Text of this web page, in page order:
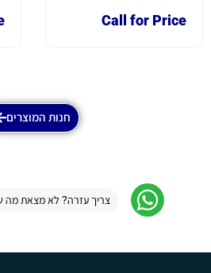
Call for Price
חנות המוצרים
צריך עזרה? לא מצאת מה